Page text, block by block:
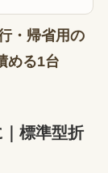
ーパンクタ